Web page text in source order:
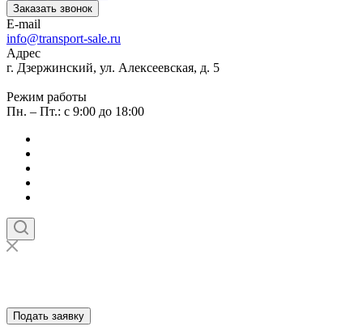
Заказать звонок
E-mail
info@transport-sale.ru
Адрес
г. Дзержинский, ул. Алексеевская, д. 5
Режим работы
Пн. – Пт.: с 9:00 до 18:00
Подать заявку